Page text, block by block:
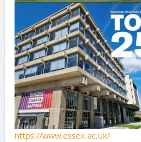
https://www.essex.ac.uk/